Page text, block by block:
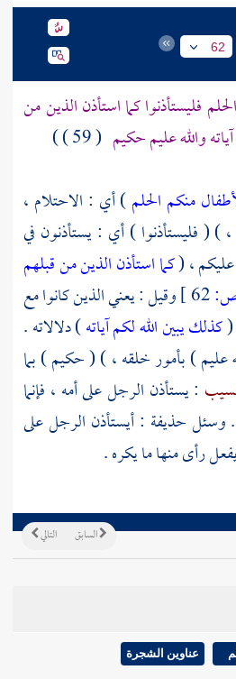
62
فليستأذنوا كما استأذن الذين من
والله عليم حكيم ( 59 ) )
منكم الحلم) أي : الاحتلام ،
، ) ( فليستأذنوا ) أي : يستأذنون في
، (كما استأذن الذين من قبلهم
وقيل : يعني الذين كانوا مع
.كذلك يبين الله لكم آياته) دلالاته .
عليم ) بأمور خلقه ، ) ( حكيم ) بما
: يستأذن الرجل على أمه ، فإنما
. وسئلحذيفة : أيستأذن الرجل على
رأى منها ما يكره .
التالي السابق
عناوين الشجرة